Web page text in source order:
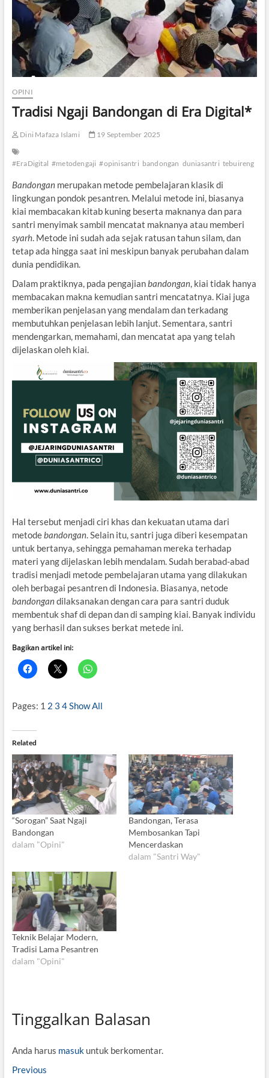
OPINI
Tradisi Ngaji Bandongan di Era Digital*
Dini Mafaza Islami 19 September 2025
#EraDigital #metodengaji #opinisantri bandongan duniasantri tebuireng
Bandonganmerupakan metode pembelajaran klasik di
lingkungan pondok pesantren. Melalui metode ini, biasanya
kiai membacakan kitab kuning beserta maknanya dan para
santri menyimak sambil mencatat maknanya atau memberi
syarh. Metode ini sudah ada sejak ratusan tahun silam, dan
tetap ada hingga saat ini meskipun banyak perubahan dalam
dunia pendidikan.
Dalam praktiknya, pada pengajianbandongan, kiai tidak hanya
membacakan makna kemudian santri mencatatnya. Kiai juga
memberikan penjelasan yang mendalam dan terkadang
membutuhkan penjelasan lebih lanjut. Sementara, santri
mendengarkan, memahami, dan mencatat apa yang telah
dijelaskan oleh kiai.
Hal tersebut menjadi ciri khas dan kekuatan utama dari
metodebandongan. Selain itu, santri juga diberi kesempatan
untuk bertanya, sehingga pemahaman mereka terhadap
materi yang dijelaskan lebih mendalam. Sudah berabad-abad
tradisi menjadi metode pembelajaran utama yang dilakukan
oleh berbagai pesantren di Indonesia. Biasanya, netode
bandongandilaksanakan dengan cara para santri duduk
membentuk shaf di depan dan di samping kiai. Banyak individu
yang berhasil dan sukses berkat metede ini.
Bagikan artikel ini:
Pages: 1 2 3 4Show All
Related
“Sorogan” Saat Ngaji
Bandongan
dalam "Opini"
Bandongan, Terasa
Membosankan Tapi
Mencerdaskan
dalam "Santri Way"
Teknik Belajar Modern,
Tradisi Lama Pesantren
dalam "Opini"
Tinggalkan Balasan
Anda harus masukuntuk berkomentar.
N
Previous